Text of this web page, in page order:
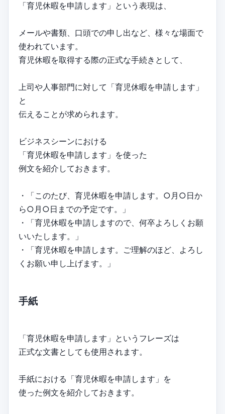
「育児休暇を申請します」という表現は、
メールや書類、口頭での申し出など、様々な場面で
使われています。
育児休暇を取得する際の正式な手続きとして、
上司や人事部門に対して「育児休暇を申請します」
と
伝えることが求められます。
ビジネスシーンにおける
「育児休暇を申請します」を使った
例文を紹介しておきます。
・「このたび、育児休暇を申請します。○月○日か
ら○月○日までの予定です。」
・「育児休暇を申請しますので、何卒よろしくお願
いいたします。」
・「育児休暇を申請します。ご理解のほど、よろし
くお願い申し上げます。」
手紙
「育児休暇を申請します」というフレーズは
正式な文書としても使用されます。
手紙における「育児休暇を申請します」を
使った例文を紹介しておきます。